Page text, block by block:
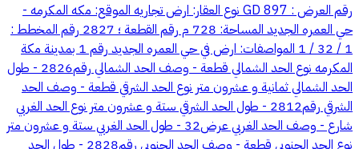
رقم العرض : GD 897 نوع العقار: ارض تجاريه الموقع: مكه المكرمه -
حي العمره الجديد المساحة: 728 م رقم القطعة ؛ 2827 رقم المخطط :
1 / 32 / 1 المواصفات: ارض في حي العمره الجديد رقم 1 بمدينة مكة
المكرمه نوع الحد الشمالي قطعة - وصف الحد الشمالي رقم2826 - طول
الحد الشمالي ثمانية و عشرون متر نوع الحد الشرقي قطعة - وصف الحد
الشرقي رقم2812 - طول الحد الشرقي ستة و عشرون متر نوع الحد الغربي
شارع - وصف الحد الغربي عرض32 - طول الحد الغربي ستة و عشرون متر
نوع الحد الجنوبي قطعة - وصف الحد الجنوبي رقم2828 - طول الحد